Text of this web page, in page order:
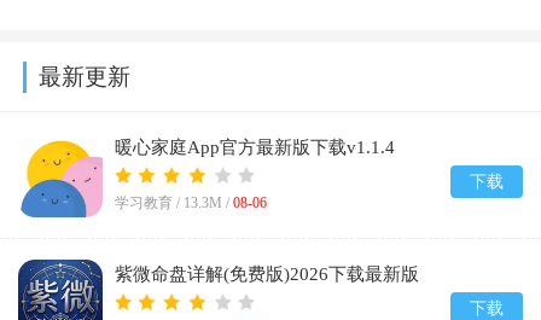
最新更新
暖心家庭App官方最新版下载v1.1.4
学习教育 / 13.3M / 08-06
下载
紫微命盘详解(免费版)2026下载最新版
v1.1
下载